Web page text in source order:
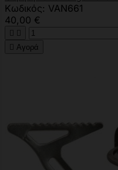
Κωδικός: VAN661
40,00 €
 
 Αγορά